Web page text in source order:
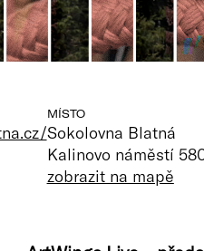
MÍSTO
Sokolovna Blatná
Kalinovo náměstí
zobrazit na mapě